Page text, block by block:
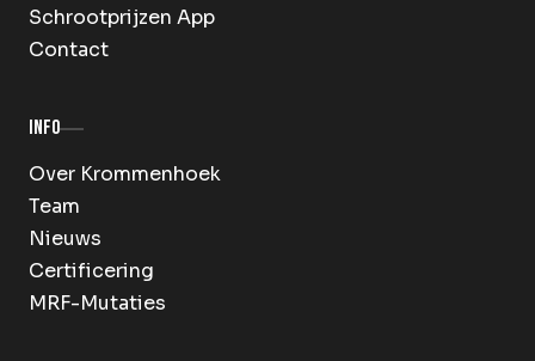
Schrootprijzen App
Contact
Info
Over Krommenhoek
Team
Nieuws
Certificering
MRF-Mutaties